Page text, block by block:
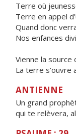
Terre où
Terre en appel
Quand donc
Nos enfances
Vienne la source
La terre s’ouvre
ANTIENNE
Un grand
qui te relèvera,